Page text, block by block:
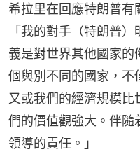
希拉里在回應特朗普有
「我的對手（特朗普
義是對世界其他國家
個與別不同的國家，不
又或我們的經濟規模
們的價值觀強大。伴隨
領導的責任。」